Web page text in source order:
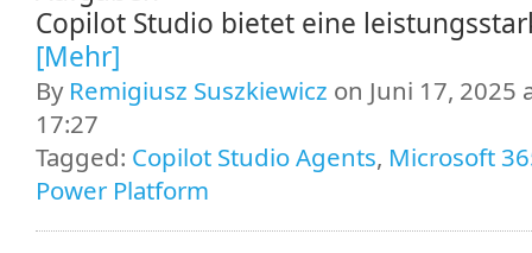
Copilot Studio bietet eine
[Mehr]
By Remigiusz Suszkiewicz on Juni 17, 2025
17:27
Tagged: Copilot Studio Agents, Microsoft
Power Platform